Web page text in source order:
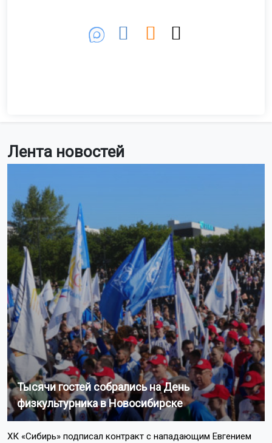
Лента новостей
Тысячи гостей собрались на День
физкультурника в Новосибирске
ХК «Сибирь» подписал контракт с нападающим Евгением